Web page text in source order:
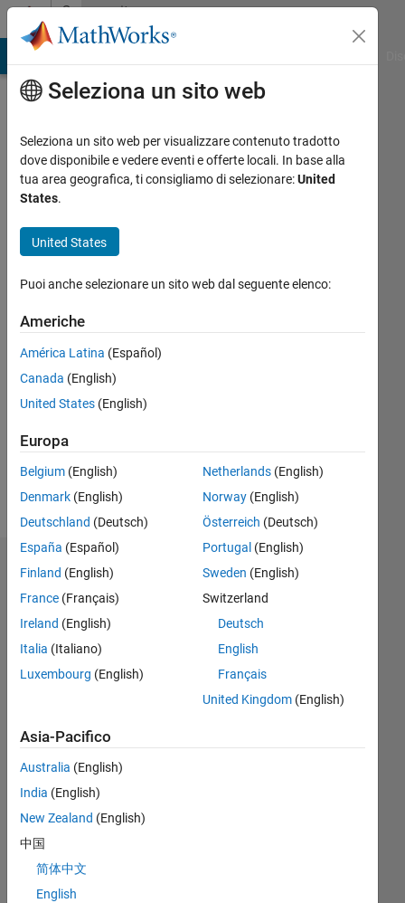
Vai al contenutoCommunity
Profile
Youri
Miessen
Last
oltre 5
Attivo
Followers:
Follow
Badge
Youri
Miessen's
MATLAB
Thankful Level 1
Seleziona un sito web
Seleziona un sito web per visualizzare contenuto tradotto
dove disponibile e vedere eventi e offerte locali. In base alla
tua area geografica, ti consigliamo di selezionare:United
States.
United States
Puoi anche selezionare un sito web dal seguente elenco:
Americhe
América Latina (Español)
Canada (English)
United States (English)
Europa
Belgium (English)
Denmark (English)
Deutschland (Deutsch)
España (Español)
Finland (English)
France (Français)
Ireland (English)
Italia (Italiano)
Luxembourg (English)
Netherlands(English)
Norway(English)
Österreich (Deutsch)
Portugal (English)
Sweden (English)
Switzerland
Deutsch
English
Français
United Kingdom(English)
Asia-Pacifico
Australia (English)
India (English)
New Zealand (English)
中国
简体中文
English